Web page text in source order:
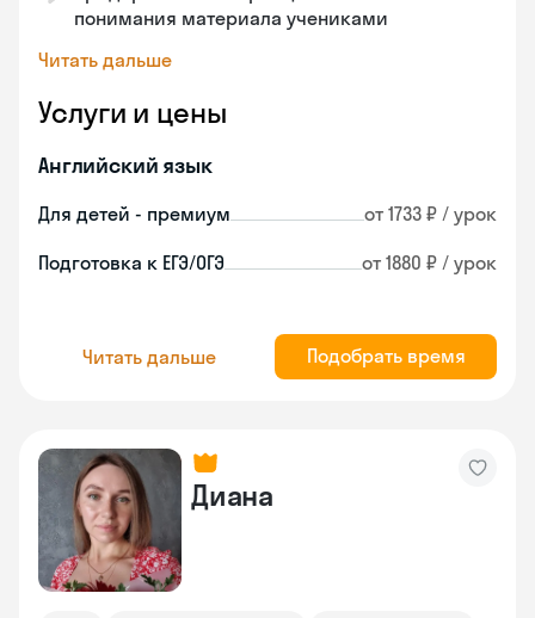
понимания материала учениками
Читать дальше
Услуги и цены
Английский язык
Для детей - премиум от 1733 ₽ / урок
Подготовка к ЕГЭ/ОГЭ от 1880 ₽ / урок
Читать дальше Подобрать время
Диана